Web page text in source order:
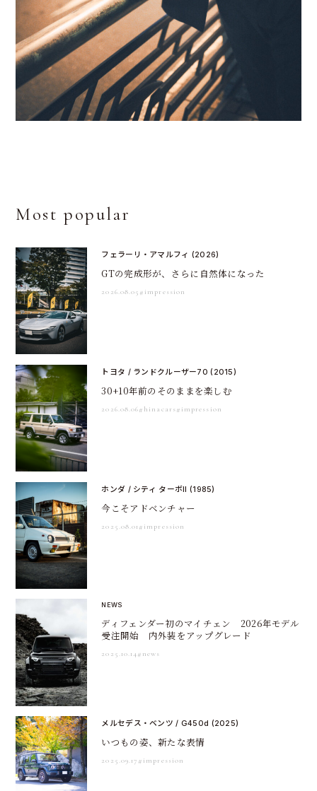
Most popular
フェラーリ・アマルフィ (2026)
GTの完成形が、さらに自然体になった
2026.08.05 #impression
トヨタ / ランドクルーザー70 (2015)
30+10年前のそのままを楽しむ
2026.08.06#hinacars#impression
ホンダ / シティ ターボII (1985)
今こそアドベンチャー
2025.08.01 #impression
NEWS
ディフェンダー初のマイチェン 2026年モデル
受注開始 内外装をアップグレード
2025.10.14 #news
メルセデス・ベンツ / G450d (2025)
いつもの姿、新たな表情
2025.09.17 #impression